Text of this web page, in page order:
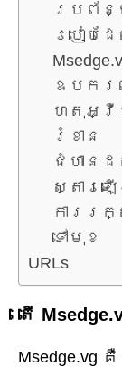
ប្រព័
របៀបដ
ឧបករ
ហេតុអ្វី
រំខាន
ជំហាន
ស្តារឡ
ការរក្
ទៅមុខ
URLs
តើ